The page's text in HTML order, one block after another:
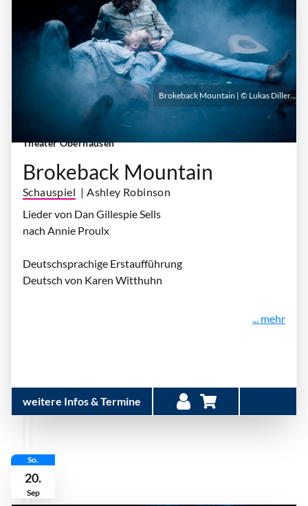
Donnerstag, 17. September 2026 | 19:30 Uhr
Theater Oberhausen
Brokeback Mountain
Schauspiel | Ashley Robinson
Lieder von Dan Gillespie Sells
nach Annie Proulx
Deutschsprachige Erstaufführung
Deutsch von Karen Witthuhn
... mehr
weitere Infos & Termine
Brokeback Mountain | © Lukas Diller
So.
20.
Sep